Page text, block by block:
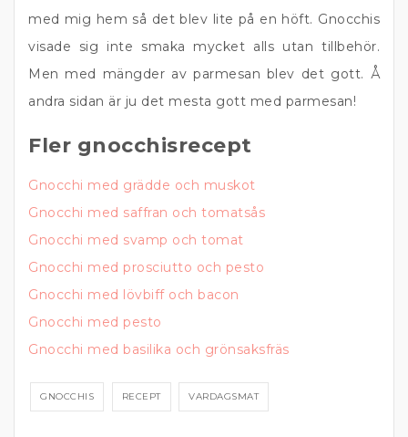
med mig hem så det blev lite på en höft. Gnocchis
visade sig inte smaka mycket alls utan tillbehör.
Men med mängder av parmesan blev det gott. Å
andra sidan är ju det mesta gott med parmesan!
Fler gnocchisrecept
Gnocchi med grädde och muskot
Gnocchi med saffran och tomatsås
Gnocchi med svamp och tomat
Gnocchi med prosciutto och pesto
Gnocchi med lövbiff och bacon
Gnocchi med pesto
Gnocchi med basilika och grönsaksfräs
GNOCCHIS RECEPT VARDAGSMAT